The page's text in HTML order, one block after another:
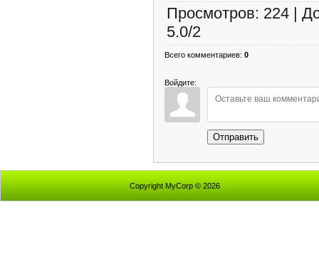
Просмотров: 224 |
5.0/2
Всего комментариев: 0
Войдите:
Отправить
Copyright MyCorp © 2026